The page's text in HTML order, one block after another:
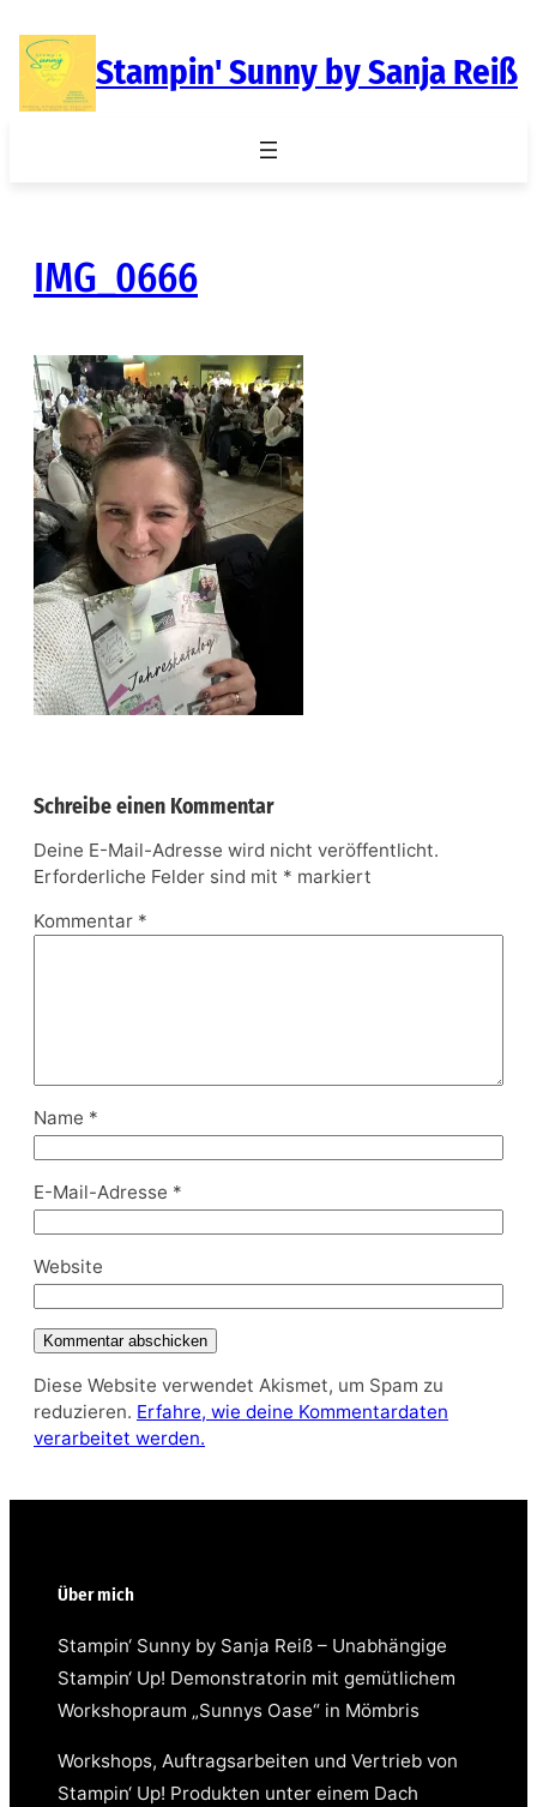
Inhalt
springen
Stampin' Sunny by Sanja Reiß
IMG_0666
Schreibe einen Kommentar
Deine E-Mail-Adresse wird nicht veröffentlicht.
Erforderliche Felder sind mit * markiert
Kommentar *
Name *
E-Mail-Adresse *
Website
Diese Website verwendet Akismet, um Spam zu
reduzieren. Erfahre, wie deine Kommentardaten
verarbeitet werden.
Über mich
Stampin‘ Sunny by Sanja Reiß – Unabhängige
Stampin‘ Up! Demonstratorin mit gemütlichem
Workshopraum „Sunnys Oase“ in Mömbris
Workshops, Auftragsarbeiten und Vertrieb von
Stampin‘ Up! Produkten unter einem Dach